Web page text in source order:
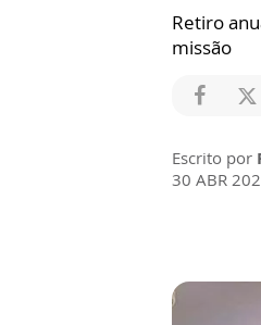
Retiro
missão
Escrito por
30 ABR